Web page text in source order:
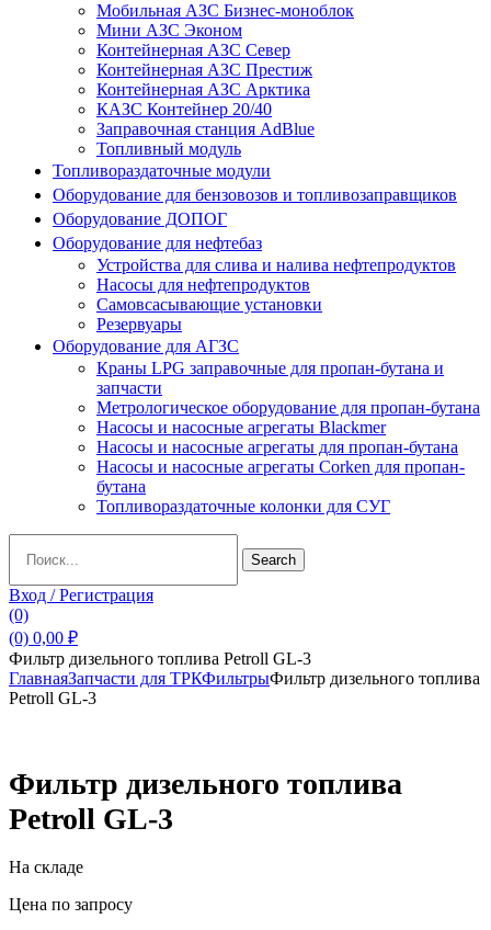
Мобильная АЗС Бизнес-моноблок
Мини АЗС Эконом
Контейнерная АЗС Север
Контейнерная АЗС Престиж
Контейнерная АЗС Арктика
КАЗС Контейнер 20/40
Заправочная станция AdBlue
Топливный модуль
Топливораздаточные модули
Оборудование для бензовозов и топливозаправщиков
Оборудование ДОПОГ
Оборудование для нефтебаз
Устройства для слива и налива нефтепродуктов
Насосы для нефтепродуктов
Самовсасывающие установки
Резервуары
Оборудование для АГЗС
Краны LPG заправочные для пропан-бутана и
запчасти
Метрологическое оборудование для пропан-бутана
Насосы и насосные агрегаты Blackmer
Насосы и насосные агрегаты для пропан-бутана
Насосы и насосные агрегаты Corken для пропан-
бутана
Топливораздаточные колонки для СУГ
for:
Search
Вход / Регистрация
(0)
(0) 0,00 ₽
Фильтр дизельного топлива Petroll GL-3
ГлавнаяЗапчасти для ТРКФильтрыФильтр дизельного топлива
Petroll GL-3
Фильтр дизельного топлива
Petroll GL-3
На складе
Цена по запросу